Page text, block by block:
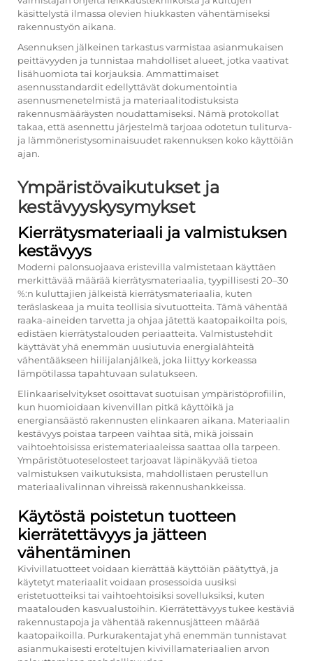
käsittelystä ilmassa olevien hiukkasten vähentämiseksi
rakennustyön aikana.
Asennuksen jälkeinen tarkastus varmistaa asianmukaisen
peittävyyden ja tunnistaa mahdolliset alueet, jotka vaativat
lisähuomiota tai korjauksia. Ammattimaiset
asennusstandardit edellyttävät dokumentointia
asennusmenetelmistä ja materiaalitodistuksista
rakennusmääräysten noudattamiseksi. Nämä protokollat
takaa, että asennettu järjestelmä tarjoaa odotetun tuliturva-
ja lämmöneristysominaisuudet rakennuksen koko käyttöiän
ajan.
Ympäristövaikutukset ja
kestävyyskysymykset
Kierrätysmateriaali ja valmistuksen
kestävyys
Moderni palonsuojaava eristevilla valmistetaan käyttäen
merkittävää määrää kierrätysmateriaalia, tyypillisesti 20–30
%:n kuluttajien jälkeistä kierrätysmateriaalia, kuten
teräslaskeaa ja muita teollisia sivutuotteita. Tämä vähentää
raaka-aineiden tarvetta ja ohjaa jätettä kaatopaikoilta pois,
edistäen kierrätystalouden periaatteita. Valmistustehdit
käyttävät yhä enemmän uusiutuvia energialähteitä
vähentääkseen hiilijalanjälkeä, joka liittyy korkeassa
lämpötilassa tapahtuvaan sulatukseen.
Elinkaariselvitykset osoittavat suotuisan ympäristöprofiilin,
kun huomioidaan kivenvillan pitkä käyttöikä ja
energiansäästö rakennusten elinkaaren aikana. Materiaalin
kestävyys poistaa tarpeen vaihtaa sitä, mikä joissain
vaihtoehtoisissa eristemateriaaleissa saattaa olla tarpeen.
Ympäristötuoteselosteet tarjoavat läpinäkyvää tietoa
valmistuksen vaikutuksista, mahdollistaen perustellun
materiaalivalinnan vihreissä rakennushankkeissa.
Käytöstä poistetun tuotteen
kierrätettävyys ja jätteen
vähentäminen
Kivivillatuotteet voidaan kierrättää käyttöiän päätyttyä, ja
käytetyt materiaalit voidaan prosessoida uusiksi
eristetuotteiksi tai vaihtoehtoisiksi sovelluksiksi, kuten
maatalouden kasvualustoihin. Kierrätettävyys tukee kestäviä
rakennustapoja ja vähentää rakennusjätteen määrää
kaatopaikoilla. Purkurakentajat yhä enemmän tunnistavat
asianmukaisesti eroteltujen kivivillamateriaalien arvon